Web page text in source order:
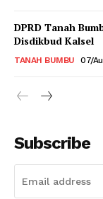
DPRD Tanah
Disdikbud Kalsel
TANAH BUMBU 07/
Subscribe